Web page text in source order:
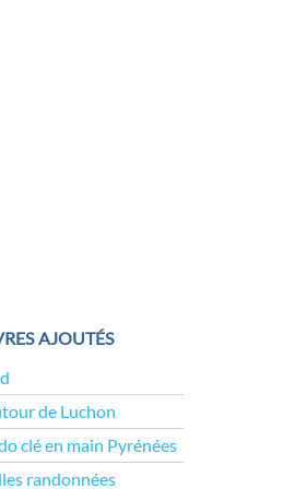
ajoutés
de Luchon
clé en main Pyrénées
randonnées